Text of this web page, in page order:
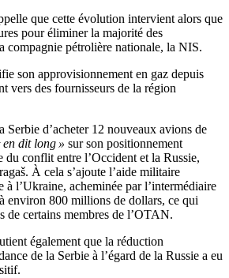
que cette évolution intervient alors que
pour éliminer la majorité des
compagnie pétrolière nationale, la NIS.
son approvisionnement en gaz depuis
vers des fournisseurs de la région
Serbie d’acheter 12 nouveaux avions de
en dit long » sur son positionnement
du conflit entre l’Occident et la Russie,
À cela s’ajoute l’aide militaire
à l’Ukraine, acheminée par l’intermédiaire
environ 800 millions de dollars, ce qui
de certains membres de l’OTAN.
également que la réduction
de la Serbie à l’égard de la Russie a eu